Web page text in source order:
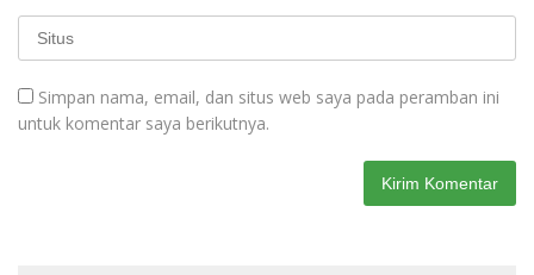
Simpan nama, email, dan situs web saya pada peramban ini
untuk komentar saya berikutnya.